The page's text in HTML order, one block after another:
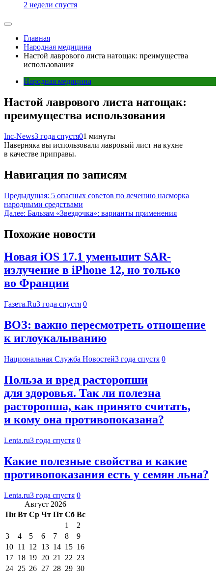
2 недели спустя
Главная
Народная медицина
Настой лаврового листа натощак: преимущества
использования
Народная медицина
Настой лаврового листа натощак:
преимущества использования
Inc-News3 года спустя01 минуты
Наверняка вы использовали лавровый лист на кухне
в качестве приправы.
Навигация по записям
Предыдущая: 5 опасных советов по лечению насморка
народными средствами
Далее: Бальзам «Звездочка»: варианты применения
Похожие новости
Новая iOS 17.1 уменьшит SAR-
излучение в iPhone 12, но только
во Франции
Газета.Ru3 года спустя 0
ВОЗ: важно пересмотреть отношение
к иглоукалыванию
Национальная Служба Новостей3 года спустя 0
Польза и вред расторопши
для здоровья. Так ли полезна
расторопша, как принято считать,
и кому она противопоказана?
Lenta.ru3 года спустя 0
Какие полезные свойства и какие
противопоказания есть у семян льна?
Lenta.ru3 года спустя 0
Август 2026
Пн Вт Ср Чт Пт Сб Вс
1
2
3
4 5 6 7 8
9
10 11 12 13 14 15 16
17 18 19 20 21 22 23
24 25 26 27 28 29 30